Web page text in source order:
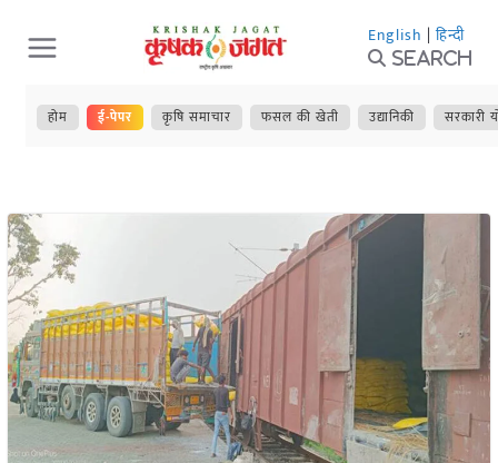
Skip
to
content
English | हिन्दी
Search
होम ई-पेपर कृषि समाचार फसल की खेती उद्यानिकी सरकारी